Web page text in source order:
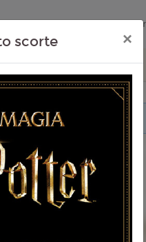
Tecnologie F.A.Q
legati a questo evento.
scorte ×